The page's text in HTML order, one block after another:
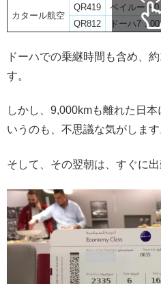
カタール航空
QR419 ベイルー
QR812
ドーハ7：
ドーハでの乗継時間も含め、
す。
しかし、9,000kmも離れた日
いうのも、不思議な気がします
そして、その翌朝は、すぐに出